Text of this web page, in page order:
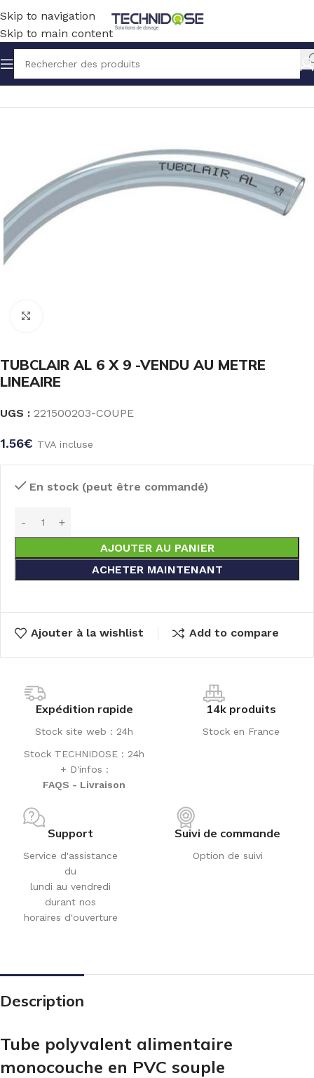
Skip to navigation
Skip to main content
Accueil TUYAUX ET RACCORDS TUYAUX PVC
TUBCLAIR AL 6 X 9 -VENDU AU METRE
LINEAIRE
UGS : 221500203-COUPE
1.56€ TVA incluse
En stock (peut être commandé)
AJOUTER AU PANIER
ACHETER MAINTENANT
Ajouter à la wishlist Add to compare
Expédition rapide
Stock site web : 24h
Stock TECHNIDOSE : 24h
+ D'infos :
FAQS - Livraison
14k produits
Stock en France
Support
Service d'assistance
du
lundi au vendredi
durant nos
horaires d'ouverture
Suivi de commande
Option de suivi
Description
Tube polyvalent alimentaire
monocouche en PVC souple